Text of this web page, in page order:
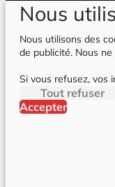
Nous
Nous utilisons des
de publicité. Nous
Si vous refusez, vos
Tout refuser
Accepter